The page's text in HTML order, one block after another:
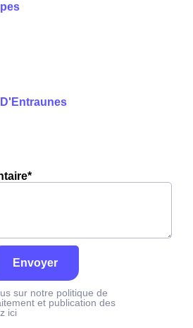
Envoyer
sur notre politique de
et publication des
ici